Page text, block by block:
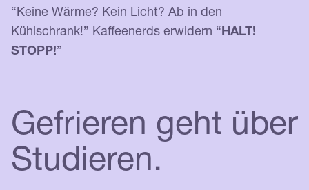
“Keine Wärme? Kein Licht? Ab in den
Kühlschrank!” Kaffeenerds erwidern “HALT!
STOPP!”
Gefrieren geht über
Studieren.